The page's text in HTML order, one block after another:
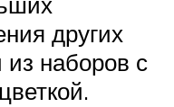
других
из наборов с